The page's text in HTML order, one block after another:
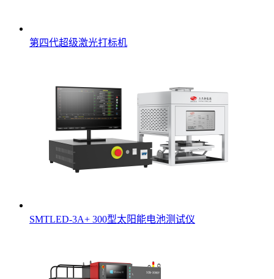
第四代超级激光打标机
SMTLED-3A+ 300型太阳能电池测试仪